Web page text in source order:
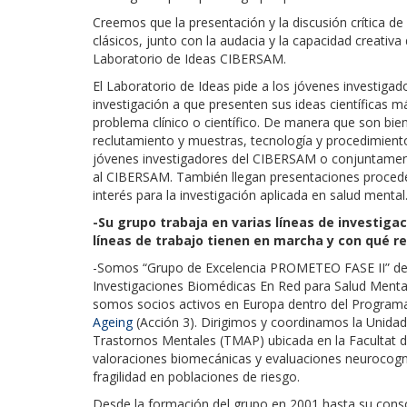
Creemos que la presentación y la discusión crítica
clásicos, junto con la audacia y la capacidad
Laboratorio de Ideas CIBERSAM.
El Laboratorio de Ideas pide a los jóvenes
investigación a que presenten sus ideas científicas
problema clínico o científico. De manera que son
reclutamiento y muestras, tecnología y
jóvenes investigadores del CIBERSAM o
al CIBERSAM. También llegan presentaciones
interés para la investigación aplicada en salud mental.
-Su grupo trabaja en varias líneas de
líneas de trabajo tienen en marcha y con qué
-Somos “Grupo de Excelencia PROMETEO FASE
Investigaciones Biomédicas En Red para Salud
somos socios activos en Europa dentro del
Ageing(Acción 3). Dirigimos y coordinamos la
Trastornos Mentales (TMAP) ubicada en la Facultat
valoraciones biomecánicas y evaluaciones
fragilidad en poblaciones de riesgo.
Desde la formación del grupo en 2001 hasta su